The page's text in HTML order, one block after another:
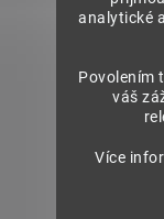
analytické
Povolením
váš
Více